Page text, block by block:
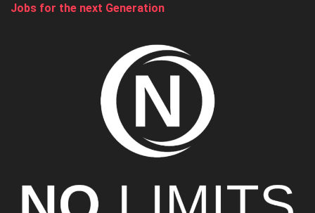
Jobs for the next Generation